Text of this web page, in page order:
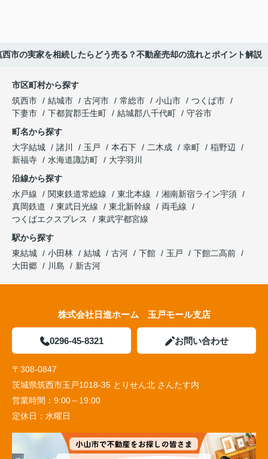
市の実家を相続したらどう売る？不動産売却の流れとポイント解説
市区町村から探す
筑西市
結城市 古河市 常総市 小山市
つくば市
下妻市
下都賀郡壬生町 結城郡八千代町
守谷市
町名から探す
大字結城
諸川 玉戸 本石下 二木成 幸町
稲野辺
新福寺
水海道諏訪町
大字羽川
沿線から探す
水戸線
関東鉄道常総線 東北本線
湘南新宿ライン宇須
真岡鉄道
東武日光線 東北新幹線
両毛線
つくばエクスプレス
東武宇都宮線
駅から探す
東結城
小田林 結城 古河 下館 玉戸
下館二高前
大田郷
川島 新古河
株式会社日進ホーム 玉戸モール支店
0296-45-8321 お問い合わせ
〒308-0847
茨城県筑西市玉戸1018-35 とりせん北 さんたす内
営業時間： 9:00～19:00
定休日： 水曜日